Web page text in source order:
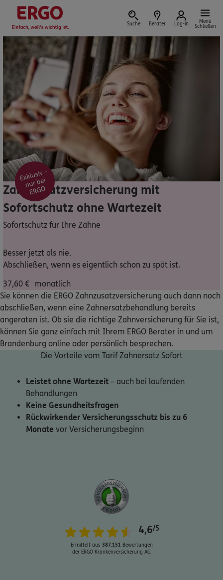
Suche Berater Log-in
Menü
Schließen
Versicherung vor Ort
Schaden oder Leistungsfall melden
Bequem online oder telefonisch
Rechnung einreichen
Nicht sicher, was Sie benötigen?
Bequem online oder telefonisch
Service
Meine Versicherungen
Sehen Sie auf einen Blick Ihre Versicherungen bei ERGO,
dem ERGO Rechtsschutz und der DKV.
Bequem online oder telefonisch
Zahnzusatzversicherung mit
Sofortschutz ohne Wartezeit
Sofortschutz für Ihre Zähne
Besser jetzt als nie.
Abschließen, wenn es eigentlich schon zu spät ist.
37,60 € monatlich
Sie können die ERGO Zahnzusatzversicherung auch dann noch
abschließen, wenn eine Zahnersatzbehandlung bereits
angeraten ist. Ob sie die richtige Zahnversicherung für Sie ist,
können Sie ganz einfach mit Ihrem ERGO Berater in und um
Brandenburg online oder persönlich besprechen.
Die Vorteile vom Tarif Zahnersatz Sofort
Leistet ohne Wartezeit – auch bei laufenden
Behandlungen
Keine Gesundheitsfragen
Rückwirkender Versicherungsschutz bis zu 6
Monate vor Versicherungsbeginn
4,6/5
Ermittelt aus 387.151 Bewertungen
der ERGO Krankenversicherung AG.